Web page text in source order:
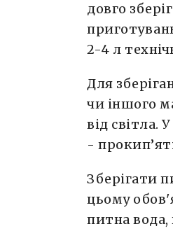
довго
2-4 л
Для
чи іншого
від світла.
-
Зберігати
цьому
питна вода,